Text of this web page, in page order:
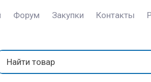
Форум Закупки Контакты